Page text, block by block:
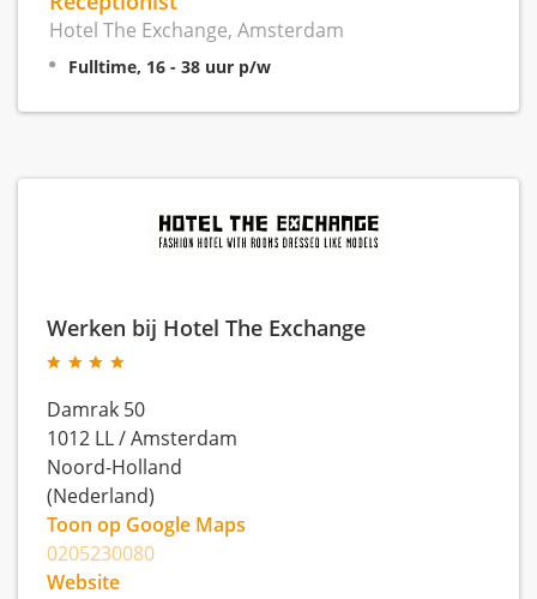
Hotel The Exchange, Amsterdam
Fulltime, 16 - 38 uur p/w
Werken bij Hotel The Exchange
Damrak 50
1012 LL/Amsterdam
Noord-Holland
(Nederland)
Toon op Google Maps
0205230080
Website